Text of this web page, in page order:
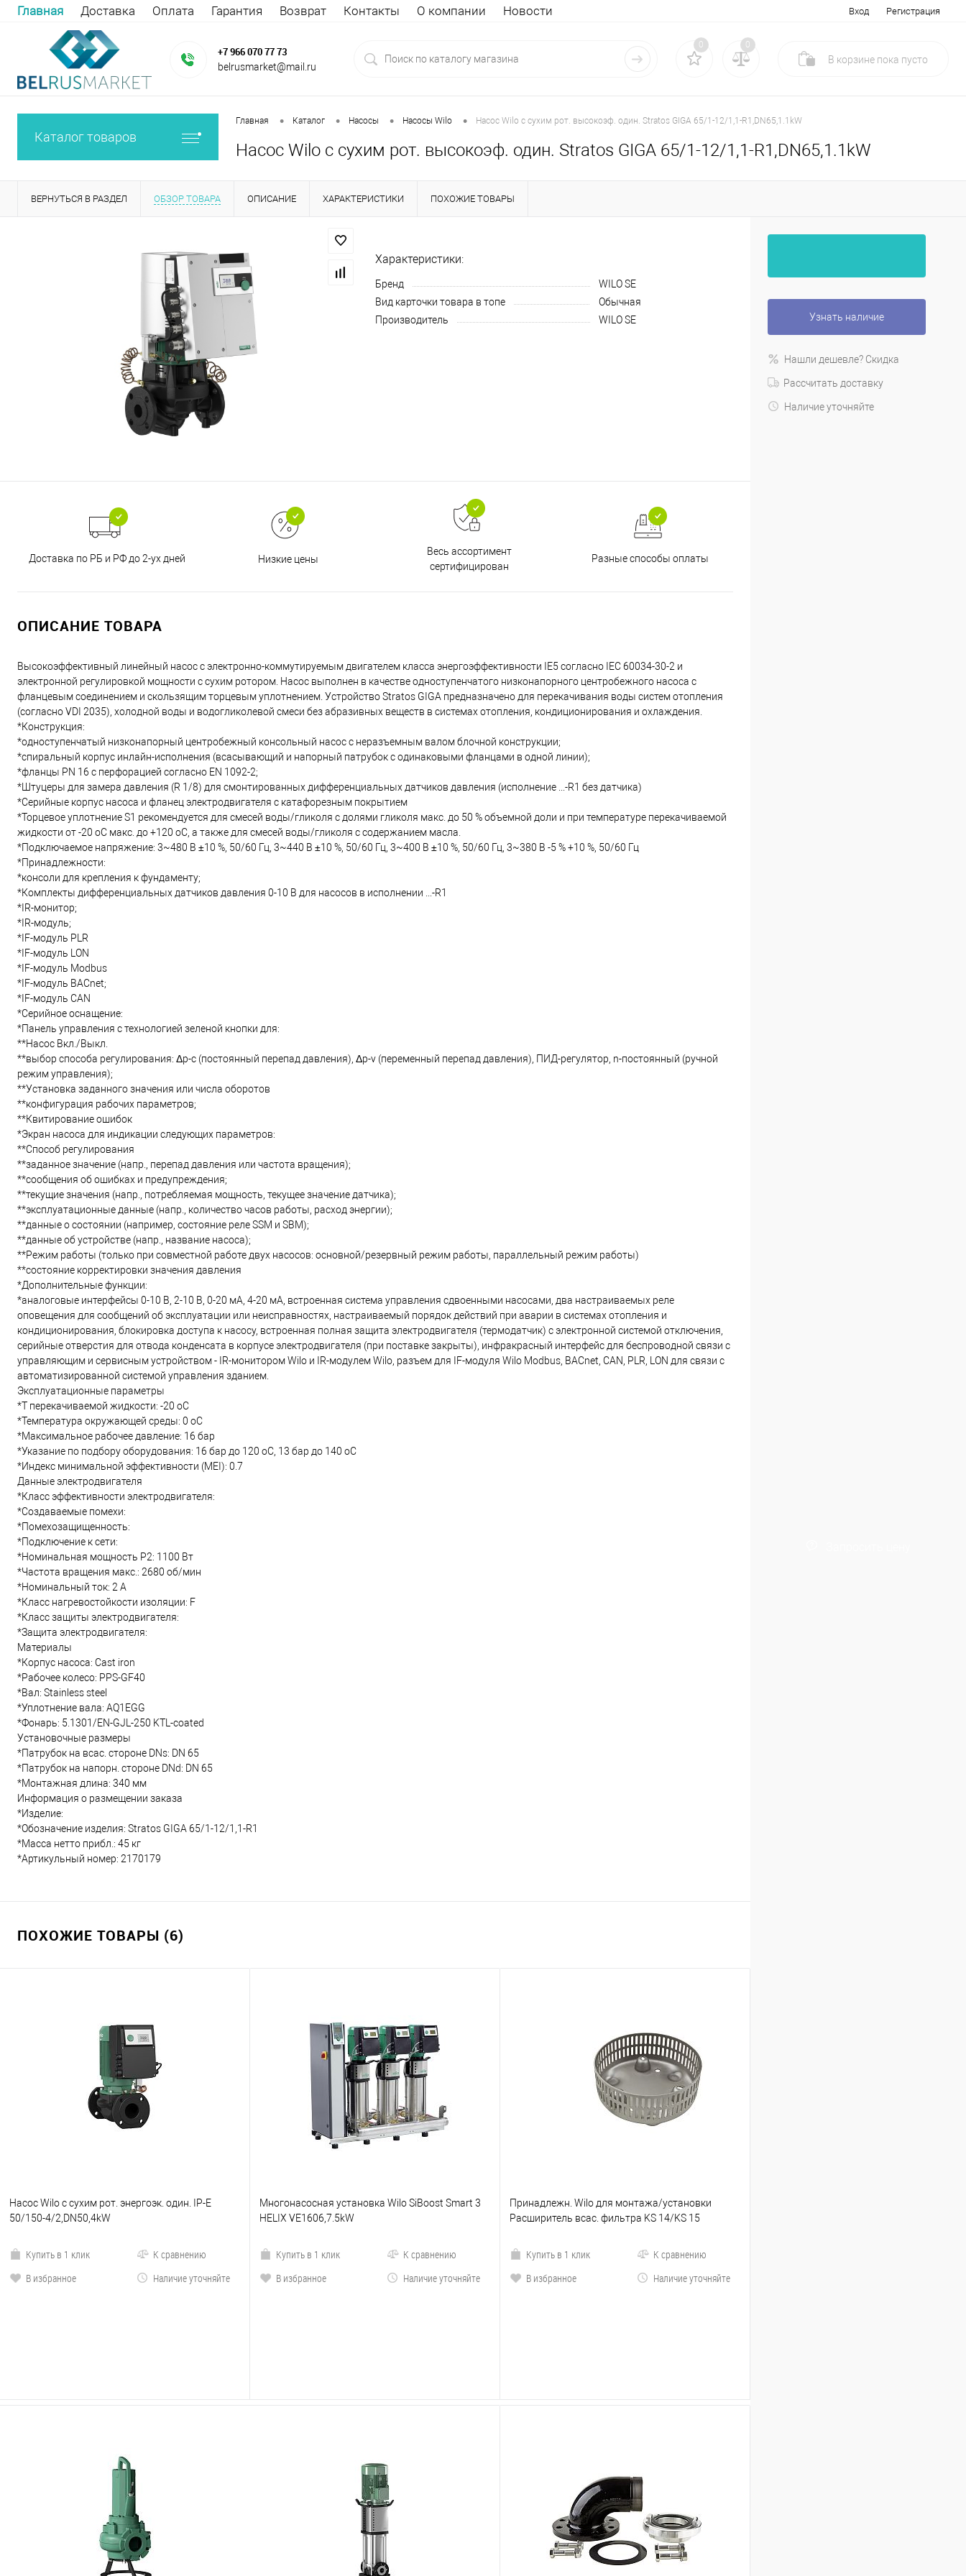
Главная Доставка Оплата Гарантия Возврат Контакты О компании Новости Вход Регистрация
+7 966 070 77 73
belrusmarket@mail.ru
0 0
В корзине пока пусто
Каталог товаров
Главная • Каталог • Насосы • Насосы Wilo • Насос Wilo с сухим рот. высокоэф. один. Stratos GIGA 65/1-12/1,1-R1,DN65,1.1kW
Насос Wilo с сухим рот. высокоэф. один. Stratos GIGA 65/1-12/1,1-R1,DN65,1.1kW
ВЕРНУТЬСЯ В РАЗДЕЛ ОБЗОР ТОВАРА ОПИСАНИЕ ХАРАКТЕРИСТИКИ ПОХОЖИЕ ТОВАРЫ
Характеристики:
Бренд
WILO SE
Вид карточки товара в топе
Обычная
Производитель
WILO SE
Доставка по РБ и РФ до 2-ух дней Низкие цены
Весь ассортимент
сертифицирован
Разные способы оплаты
ОПИСАНИЕ ТОВАРА
Высокоэффективный линейный насос с электронно-коммутируемым двигателем класса энергоэффективности IE5 согласно IEC 60034-30-2 и
электронной регулировкой мощности с сухим ротором. Насос выполнен в качестве одноступенчатого низконапорного центробежного насоса с
фланцевым соединением и скользящим торцевым уплотнением. Устройство Stratos GIGA предназначено для перекачивания воды систем отопления
(согласно VDI 2035), холодной воды и водогликолевой смеси без абразивных веществ в системах отопления, кондиционирования и охлаждения.
*Конструкция:
*одноступенчатый низконапорный центробежный консольный насос с неразъемным валом блочной конструкции;
*спиральный корпус инлайн-исполнения (всасывающий и напорный патрубок с одинаковыми фланцами в одной линии);
*фланцы PN 16 с перфорацией согласно EN 1092-2;
*Штуцеры для замера давления (R 1/8) для смонтированных дифференциальных датчиков давления (исполнение ...-R1 без датчика)
*Серийные корпус насоса и фланец электродвигателя с катафорезным покрытием
*Торцевое уплотнение S1 рекомендуется для смесей воды/гликоля с долями гликоля макс. до 50 % объемной доли и при температуре перекачиваемой
жидкости от -20 oC макс. до +120 oC, а также для смесей воды/гликоля с содержанием масла.
*Подключаемое напряжение: 3~480 В ±10 %, 50/60 Гц, 3~440 В ±10 %, 50/60 Гц, 3~400 В ±10 %, 50/60 Гц, 3~380 В -5 % +10 %, 50/60 Гц
*Принадлежности:
*консоли для крепления к фундаменту;
*Комплекты дифференциальных датчиков давления 0-10 В для насосов в исполнении ...-R1
*IR-монитор;
*IR-модуль;
*IF-модуль PLR
*IF-модуль LON
*IF-модуль Modbus
*IF-модуль BACnet;
*IF-модуль CAN
*Серийное оснащение:
*Панель управления с технологией зеленой кнопки для:
**Насос Вкл./Выкл.
**выбор способа регулирования: Δp-c (постоянный перепад давления), Δp-v (переменный перепад давления), ПИД-регулятор, n-постоянный (ручной
режим управления);
**Установка заданного значения или числа оборотов
**конфигурация рабочих параметров;
**Квитирование ошибок
*Экран насоса для индикации следующих параметров:
**Способ регулирования
**заданное значение (напр., перепад давления или частота вращения);
**сообщения об ошибках и предупреждения;
**текущие значения (напр., потребляемая мощность, текущее значение датчика);
**эксплуатационные данные (напр., количество часов работы, расход энергии);
**данные о состоянии (например, состояние реле SSM и SBM);
**данные об устройстве (напр., название насоса);
**Режим работы (только при совместной работе двух насосов: основной/резервный режим работы, параллельный режим работы)
**состояние корректировки значения давления
*Дополнительные функции:
*аналоговые интерфейсы 0-10 В, 2-10 В, 0-20 мА, 4-20 мА, встроенная система управления сдвоенными насосами, два настраиваемых реле
оповещения для сообщений об эксплуатации или неисправностях, настраиваемый порядок действий при аварии в системах отопления и
кондиционирования, блокировка доступа к насосу, встроенная полная защита электродвигателя (термодатчик) с электронной системой отключения,
серийные отверстия для отвода конденсата в корпусе электродвигателя (при поставке закрыты), инфракрасный интерфейс для беспроводной связи с
управляющим и сервисным устройством - IR-монитором Wilo и IR-модулем Wilo, разъем для IF-модуля Wilo Modbus, BACnet, CAN, PLR, LON для связи с
автоматизированной системой управления зданием.
Эксплуатационные параметры
*T перекачиваемой жидкости: -20 oC
*Температура окружающей среды: 0 oC
*Максимальное рабочее давление: 16 бар
*Указание по подбору оборудования: 16 бар до 120 oC, 13 бар до 140 oC
*Индекс минимальной эффективности (MEI): 0.7
Данные электродвигателя
*Класс эффективности электродвигателя:
*Создаваемые помехи:
*Помехозащищенность:
*Подключение к сети:
*Номинальная мощность Р2: 1100 Вт
*Частота вращения макс.: 2680 об/мин
*Номинальный ток: 2 А
*Класс нагревостойкости изоляции: F
*Класс защиты электродвигателя:
*Защита электродвигателя:
Материалы
*Корпус насоса: Cast iron
*Рабочее колесо: PPS-GF40
*Вал: Stainless steel
*Уплотнение вала: AQ1EGG
*Фонарь: 5.1301/EN-GJL-250 KTL-coated
Установочные размеры
*Патрубок на всас. стороне DNs: DN 65
*Патрубок на напорн. стороне DNd: DN 65
*Монтажная длина: 340 мм
Информация о размещении заказа
*Изделие:
*Обозначение изделия: Stratos GIGA 65/1-12/1,1-R1
*Масса нетто прибл.: 45 кг
*Артикульный номер: 2170179
ПОХОЖИЕ ТОВАРЫ (6)
Насос Wilo с сухим рот. энергоэк. один. IP-E
50/150-4/2,DN50,4kW
Купить в 1 клик
К сравнению
В избранное
Наличие уточняйте
Многонасосная установка Wilo SiBoost Smart 3
HELIX VE1606,7.5kW
Купить в 1 клик
К сравнению
В избранное
Наличие уточняйте
Принадлежн. Wilo для монтажа/установки
Расширитель всас. фильтра KS 14/KS 15
Купить в 1 клик
К сравнению
В избранное
Наличие уточняйте
Узнать наличие
Нашли дешевле? Скидка
Рассчитать доставку
Наличие уточняйте